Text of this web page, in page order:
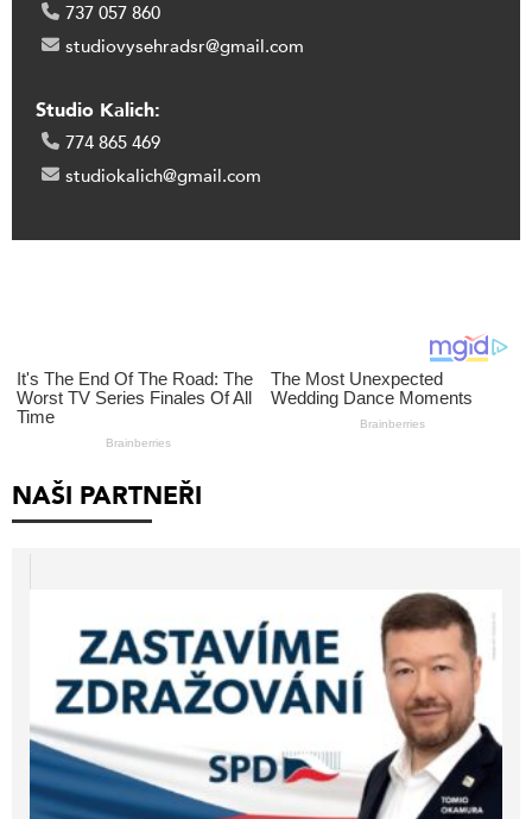
737 057 860
studiovysehradsr@gmail.com
Studio Kalich:
774 865 469
studiokalich@gmail.com
NAŠI PARTNEŘI